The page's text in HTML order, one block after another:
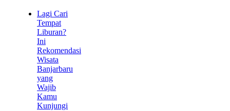
Lagi Cari
Tempat
Liburan?
Ini
Rekomendasi
Wisata
Banjarbaru
yang
Wajib
Kamu
Kunjungi